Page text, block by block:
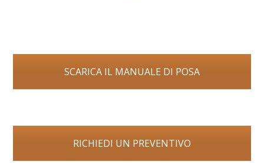
SCARICA IL MANUALE DI POSA
RICHIEDI UN PREVENTIVO